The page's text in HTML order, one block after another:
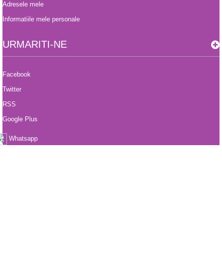
Adresele mele
Informatiile mele personale
URMARITI-NE
Facebook
Twitter
RSS
Google Plus
Whatsapp